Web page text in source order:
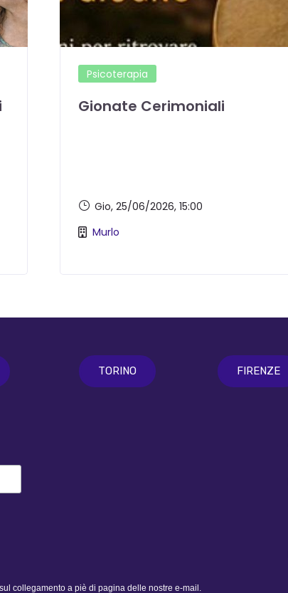
Psicoterapia
Gionate Cerimoniali
Murlo
Gio, 25/06/2026, 15:00
TORINO FIRENZE
collegamento a piè di pagina delle nostre e-mail.